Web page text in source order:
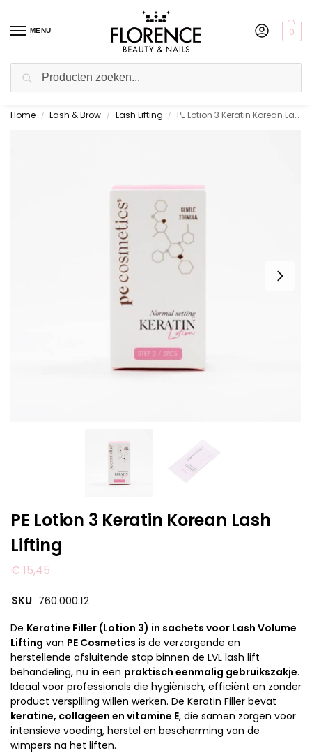
MENU 0
Gratis ophalen in de showroom
Home / Lash & Brow / Lash Lifting / PE Lotion 3 Keratin Korean Lash Lifting
PE Lotion 3 Keratin Korean Lash
Lifting
€ 15,45
SKU 760.000.12
De Keratine Filler (Lotion 3) in sachets voor Lash Volume
Lifting van PE Cosmetics is de verzorgende en
herstellende afsluitende stap binnen de LVL lash lift
behandeling, nu in een praktisch eenmalig gebruikszakje.
Ideaal voor professionals die hygiënisch, efficiënt en zonder
product verspilling willen werken. De Keratin Filler bevat
keratine, collageen en vitamine E, die samen zorgen voor
intensieve voeding, herstel en bescherming van de
wimpers na het liften.